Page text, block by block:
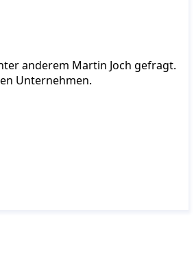
anderem Martin Joch gefragt.
Unternehmen.